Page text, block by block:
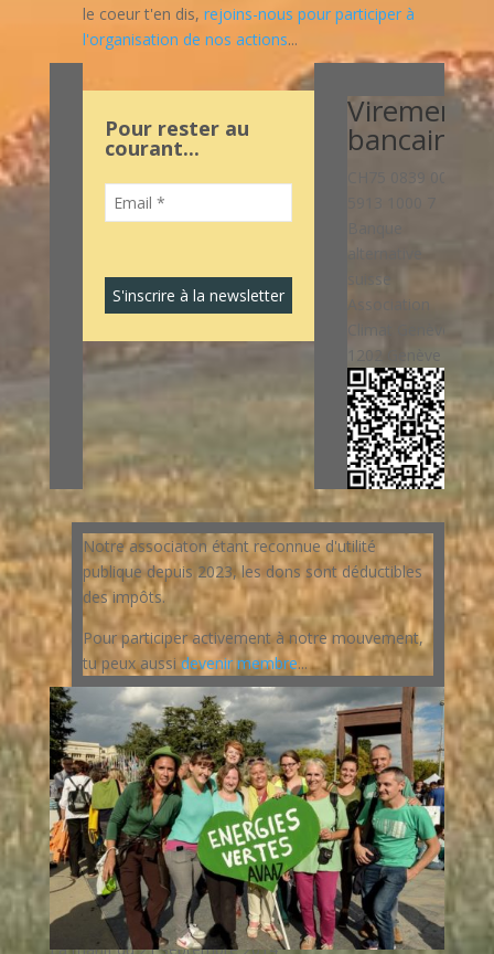
le coeur t'en dis, rejoins-nous pour participer à
l'organisation de nos actions...
Pour rester au
courant...
Virement
bancaire:
CH75 0839 0033
alternative
suisse
Association
1202 Genève
Notre associaton étant reconnue d'utilité
publique depuis 2023, les dons sont déductibles
des impôts.
Pour participer activement à notre mouvement,
tu peux aussi devenir membre...
La manif du 21 septembre 2014